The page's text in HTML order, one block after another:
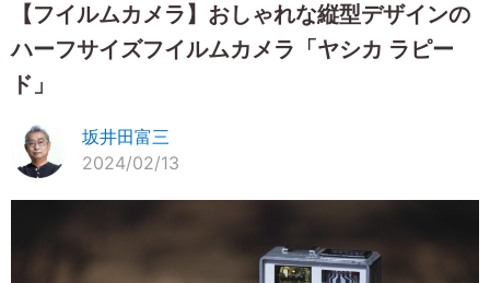
【フイルムカメラ】おしゃれな縦型デザインの
ハーフサイズフイルムカメラ「ヤシカ ラピー
ド」
坂井田富三
2024/02/13